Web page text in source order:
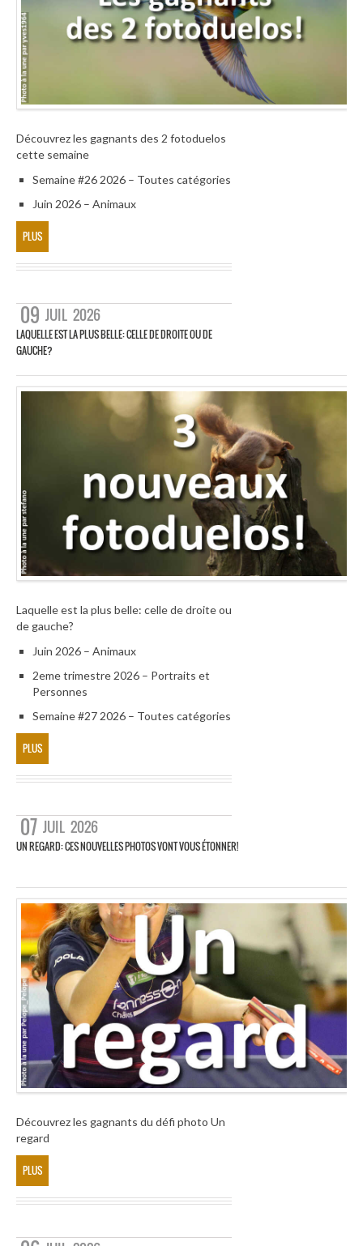
Découvrez les gagnants des 2 fotoduelos
cette semaine
Semaine #26 2026 – Toutes catégories
Juin 2026 – Animaux
PLUS
09 JUIL 2026
LAQUELLE EST LA PLUS BELLE: CELLE DE DROITE OU DE
GAUCHE?
Laquelle est la plus belle: celle de droite ou
de gauche?
Juin 2026 – Animaux
2eme trimestre 2026 – Portraits et
Personnes
Semaine #27 2026 – Toutes catégories
PLUS
07 JUIL 2026
UN REGARD: CES NOUVELLES PHOTOS VONT VOUS ÉTONNER!
Découvrez les gagnants du défi photo Un
regard
PLUS